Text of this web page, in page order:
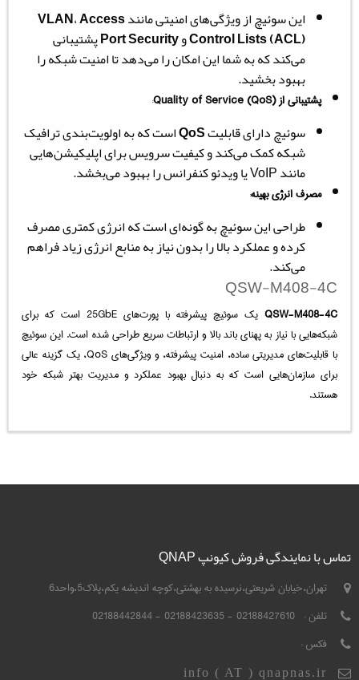
این سوئیچ از ویژگی‌های امنیتی مانند VLAN،Access
Control Lists (ACL)وPort Securityپشتیبانی
می‌کند که به شما این امکان را می‌دهد تا امنیت شبکه را
بهبود بخشید.
پشتیبانی از Quality of Service (QoS) :
سوئیچ دارای قابلیتQoSاست که به اولویت‌بندی ترافیک
شبکه کمک می‌کند و کیفیت سرویس برای اپلیکیشن‌هایی
مانند VoIP یا ویدئو کنفرانس را بهبود می‌بخشد.
مصرف انرژی بهینه:
طراحی این سوئیچ به گونه‌ای است که انرژی کمتری مصرف
کرده و عملکرد بالا را بدون نیاز به منابع انرژی زیاد فراهم
می‌کند.
QSW-M408-4C
QSW-M408-4C
یک سوئیچ پیشرفته با پورت‌های 25GbE است که برای
شبکه‌هایی با نیاز به پهنای باند بالا و ارتباطات سریع طراحی شده است. این سوئیچ
با قابلیت‌های مدیریتی ساده، امنیت پیشرفته، و ویژگی‌های QoS، یک گزینه عالی
برای سازمان‌هایی است که به دنبال بهبود عملکرد و مدیریت بهتر شبکه خود
هستند.
تماس با نمایندگی فروش کیونپ QNAP
تهران،خیابان شریعتی،نرسیده به بهشتی،کوچه اندیشه یکم،پلاک5،واحد6
تلفن : 02188427610 - 02188423635 - 02188442844
فکس :
info ( AT ) qnapnas.ir